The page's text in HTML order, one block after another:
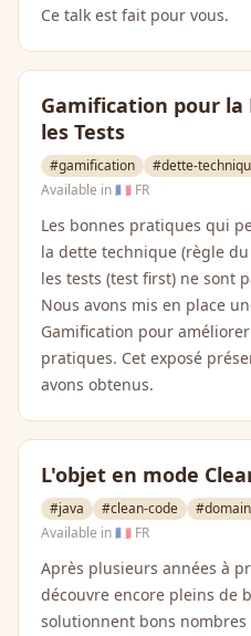
Ce talk est fait pour vous.
Gamification pour
les Tests
#gamification
#dette-
Available in🇫🇷 FR
Les bonnes pratiques qui
la dette technique (règle
les tests (test first) ne sont
Nous avons mis en place
Gamification pour
pratiques. Cet exposé
avons obtenus.
L'objet en mode
#java #clean-code
Available in🇫🇷 FR
Après plusieurs années à
découvre encore pleins de
solutionnent bons nombres